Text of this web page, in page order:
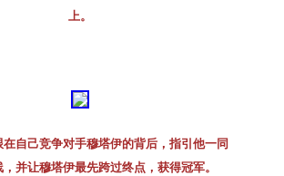
上。
自己竞争对手穆塔伊的背后，指引他一同
并让穆塔伊最先跨过终点，获得冠军。